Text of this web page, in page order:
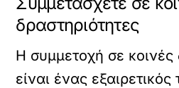
δραστηριότητες
Η συμμετοχή σε κοινές
είναι ένας